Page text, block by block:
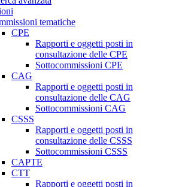
tematiche
CPE
Rapporti e oggetti posti in
consultazione delle CPE
Sottocommissioni CPE
CAG
Rapporti e oggetti posti in
consultazione delle CAG
Sottocommissioni CAG
CSSS
Rapporti e oggetti posti in
consultazione delle CSSS
Sottocommissioni CSSS
CAPTE
CTT
Rapporti e oggetti posti in